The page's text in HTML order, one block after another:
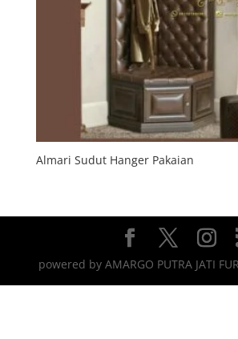
Almari Sudut Hanger Pakaian
powered by AMARGO PUTRA JATI